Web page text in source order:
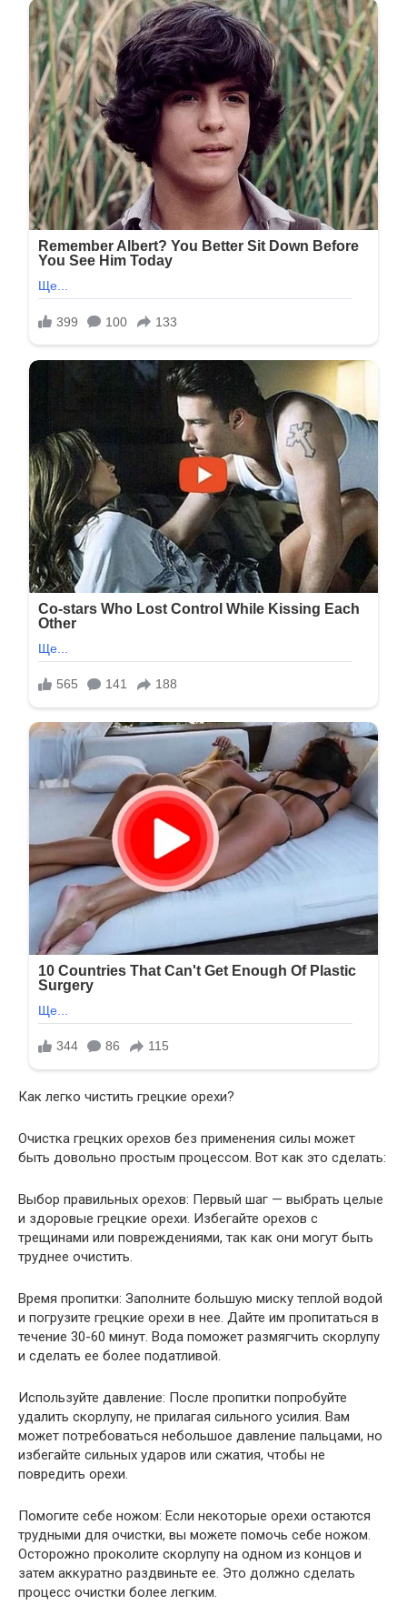
Как легко чистить грецкие орехи?
Очистка грецких орехов без применения силы может
быть довольно простым процессом. Вот как это сделать:
Выбор правильных орехов: Первый шаг — выбрать целые
и здоровые грецкие орехи. Избегайте орехов с
трещинами или повреждениями, так как они могут быть
труднее очистить.
Время пропитки: Заполните большую миску теплой водой
и погрузите грецкие орехи в нее. Дайте им пропитаться в
течение 30-60 минут. Вода поможет размягчить скорлупу
и сделать ее более податливой.
Используйте давление: После пропитки попробуйте
удалить скорлупу, не прилагая сильного усилия. Вам
может потребоваться небольшое давление пальцами, но
избегайте сильных ударов или сжатия, чтобы не
повредить орехи.
Помогите себе ножом: Если некоторые орехи остаются
трудными для очистки, вы можете помочь себе ножом.
Осторожно проколите скорлупу на одном из концов и
затем аккуратно раздвиньте ее. Это должно сделать
процесс очистки более легким.